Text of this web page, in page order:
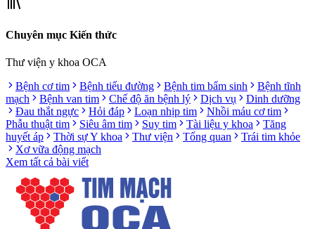
Chuyên mục Kiến thức
Thư viện y khoa OCA
Bệnh cơ tim
Bệnh tiểu đường Bệnh tim bẩm sinh
Bệnh tĩnh
mạch
Bệnh van tim Chế độ ăn bệnh lý Dịch vụ
Dinh dưỡng
Đau thắt ngực
Hỏi đáp Loạn nhịp tim
Nhồi máu cơ tim
Phẫu thuật tim
Siêu âm tim Suy tim Tài liệu y khoa
Tăng
huyết áp
Thời sự Y khoa Thư viện Tổng quan
Trái tim khỏe
Xơ vữa động mạch
Xem tất cả bài viết